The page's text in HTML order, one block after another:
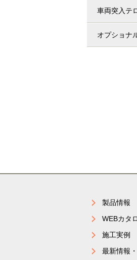
車両突入テ
オプショナ
製品情報
WEBカタ
施工実例
最新情報